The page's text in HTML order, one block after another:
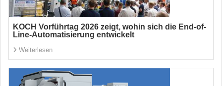
KOCH Vorführtag 2026 zeigt, wohin sich die End-of-
Line-Automatisierung entwickelt
Weiterlesen